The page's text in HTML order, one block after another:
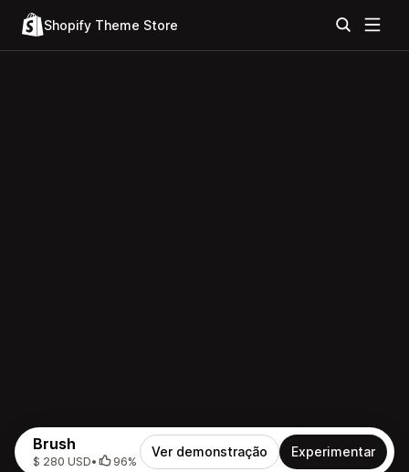
Shopify Theme Store
Brush
$ 280 USD• 96%
Ver demonstração Experimentar